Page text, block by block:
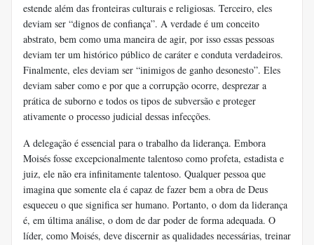
estende além das fronteiras culturais e religiosas. Terceiro, eles
deviam ser “dignos de confiança”. A verdade é um conceito
abstrato, bem como uma maneira de agir, por isso essas pessoas
deviam ter um histórico público de caráter e conduta verdadeiros.
Finalmente, eles deviam ser “inimigos de ganho desonesto”. Eles
deviam saber como e por que a corrupção ocorre, desprezar a
prática de suborno e todos os tipos de subversão e proteger
ativamente o processo judicial dessas infecções.
A delegação é essencial para o trabalho da liderança. Embora
Moisés fosse excepcionalmente talentoso como profeta, estadista e
juiz, ele não era infinitamente talentoso. Qualquer pessoa que
imagina que somente ela é capaz de fazer bem a obra de Deus
esqueceu o que significa ser humano. Portanto, o dom da liderança
é, em última análise, o dom de dar poder de forma adequada. O
líder, como Moisés, deve discernir as qualidades necessárias, treinar